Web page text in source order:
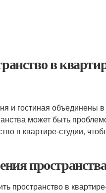
в
и гостиная объединены
может быть
в квартире-студии,
пространство в